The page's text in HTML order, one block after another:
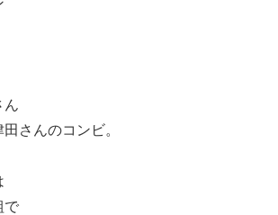
ん
さんのコンビ。
で